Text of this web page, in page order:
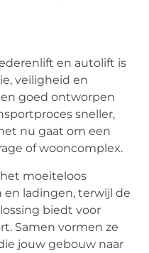
en autolift is
veiligheid en
goed ontworpen
sneller,
nu gaat om een
of wooncomplex.
moeiteloos
en ladingen, terwijl de
biedt voor
Samen vormen ze
jouw gebouw naar